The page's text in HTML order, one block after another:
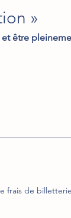
»
être
frais de billetterie